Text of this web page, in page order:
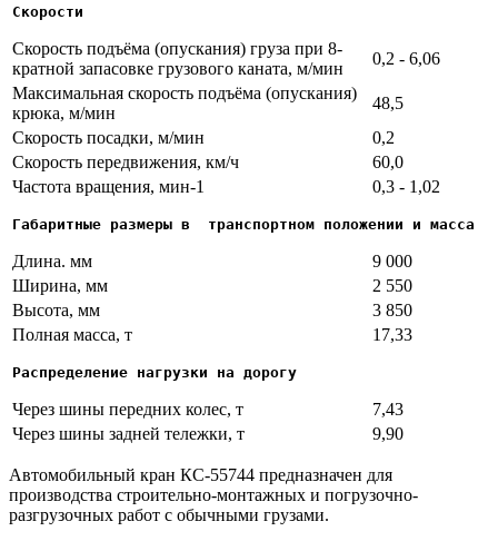
Скорости
Скорость подъёма (опускания) груза при 8-
кратной запасовке грузового каната, м/мин
0,2 - 6,06
Максимальная скорость подъёма (опускания)
крюка, м/мин
48,5
Скорость посадки, м/мин
0,2
Скорость передвижения, км/ч
60,0
Частота вращения, мин-1
0,3 - 1,02
Габаритные размеры в  транспортном положении и масса
Длина. мм
9 000
Ширина, мм
2 550
Высота, мм
3 850
Полная масса, т
17,33
Распределение нагрузки на дорогу
Через шины передних колес, т
7,43
Через шины задней тележки, т
9,90
Автомобильный кран КС-55744 предназначен для
производства строительно-монтажных и погрузочно-
разгрузочных работ с обычными грузами.